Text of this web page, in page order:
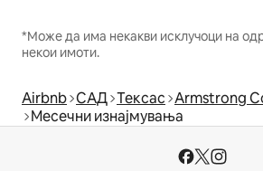
*Може да има некакви исклучоци на
некои имоти.
Airbnb САД Тексас Armstrong
Месечни изнајмувања